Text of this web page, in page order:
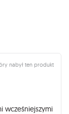
nabył ten produkt
wcześniejszymi